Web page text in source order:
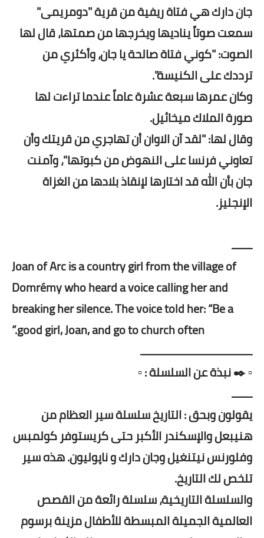
جان دارك هي فتاة ريفية من قرية "دومريمى"
سمعت صوتاً يناديها ويخرجها من صمتها، قال لها
الصوت: "كوني فتاة صالحة يا جان، وأكثري من
ترددك على الكنيسة".
وكان عمرها سبعة عشرة عاماً عندما تراءت لها
صورة الملاك ميخائيل.
وقال لها: "لقد آن الاوان أن تهاجري من قريتك وأن
تعاوني فرنسا على النهوض من كبوتها"، وآمنت
جان بأن الله قد اختارها لإنقاذ بلادها من الغزاة
الإنجليز.
ـــــــ
Joan of Arc is a country girl from the village of
Domrémy who heard a voice calling her and
breaking her silence. The voice told her: “Be a
good girl, Joan, and go to church often.”
ــــــــــــــــــــــــــــــــــــــ
▫️ ✒️ نبذة عن السلسلة : ▫️
ـــــــ
يقولون وبحق : التاريخ سلسلة سير العظام من
هنيبعل والإسكندر الأكبر حتى كريستوفر کولمبس
وفلورنس نیتنغيل وجان دارك و ناپوليون. هذه سير
تلخص لك التاريخ.
والسلسلة التاريخية، سلسلة رائعة من القصص
العالمية الجميلة المبسطة للأطفال مزينة برسوم